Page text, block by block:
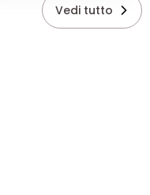
Vedi tutto